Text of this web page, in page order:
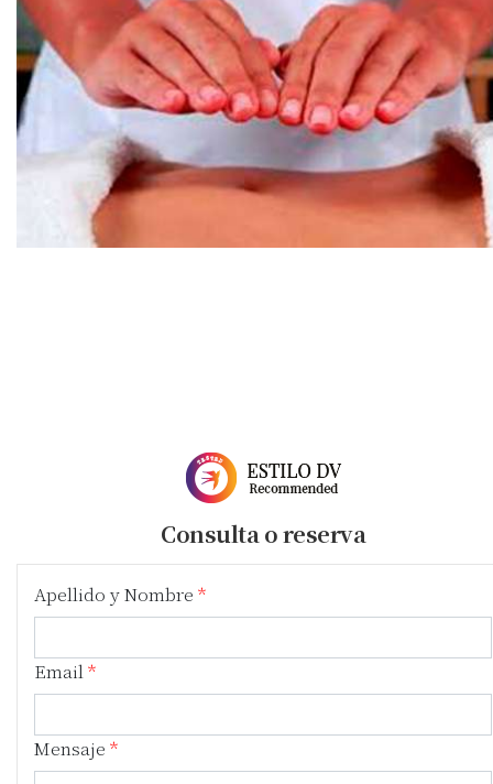
Consulta o reserva
Apellido y Nombre
Email
Mensaje